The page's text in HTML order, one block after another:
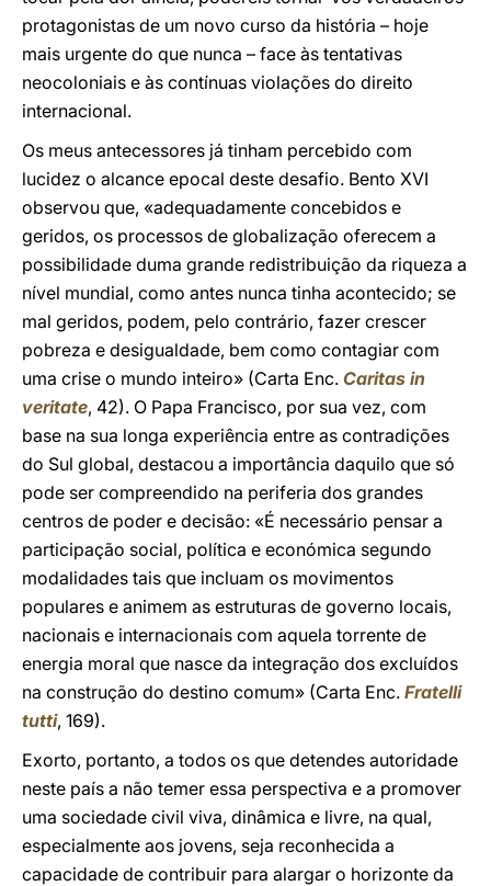
protagonistas de um novo curso da história – hoje
mais urgente do que nunca – face às tentativas
neocoloniais e às contínuas violações do direito
internacional.
Os meus antecessores já tinham percebido com
lucidez o alcance epocal deste desafio. Bento XVI
observou que, «adequadamente concebidos e
geridos, os processos de globalização oferecem a
possibilidade duma grande redistribuição da riqueza a
nível mundial, como antes nunca tinha acontecido; se
mal geridos, podem, pelo contrário, fazer crescer
pobreza e desigualdade, bem como contagiar com
uma crise o mundo inteiro» (Carta Enc. Caritas in
veritate, 42). O Papa Francisco, por sua vez, com
base na sua longa experiência entre as contradições
do Sul global, destacou a importância daquilo que só
pode ser compreendido na periferia dos grandes
centros de poder e decisão: «É necessário pensar a
participação social, política e económica segundo
modalidades tais que incluam os movimentos
populares e animem as estruturas de governo locais,
nacionais e internacionais com aquela torrente de
energia moral que nasce da integração dos excluídos
na construção do destino comum» (Carta Enc. Fratelli
tutti, 169).
Exorto, portanto, a todos os que detendes autoridade
neste país a não temer essa perspectiva e a promover
uma sociedade civil viva, dinâmica e livre, na qual,
especialmente aos jovens, seja reconhecida a
capacidade de contribuir para alargar o horizonte da